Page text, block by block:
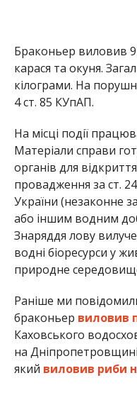
Браконьер виловив
карася та окуня.
кілограми. На
4 ст. 85 КУпАП.
На місці події
Матеріали справи
органів для
провадження за ст.
України (незаконне
або іншим водним
Знаряддя лову
водні біоресурси у
природне
Раніше ми
браконьер виловив
Каховського
на
який виловив риби